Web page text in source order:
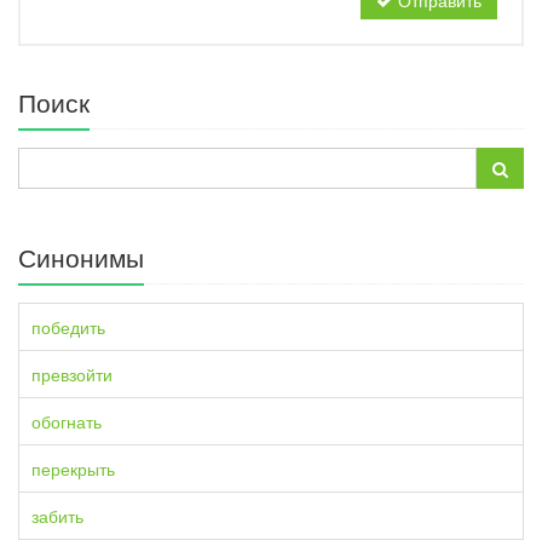
Поиск
Синонимы
победить
превзойти
обогнать
перекрыть
забить